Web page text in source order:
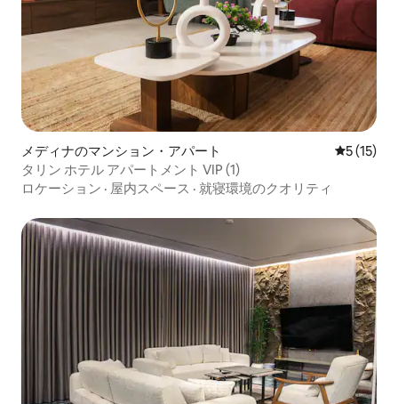
メディナのマンション・アパート レビュー
5 (15)
タリン ホテル アパートメント VIP (1)
ロケーション · 屋内スペース · 就寝環境のクオリティ